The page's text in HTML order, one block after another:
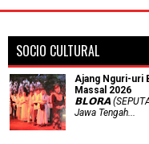
SOCIO CULTURAL
Ajang Nguri-uri
Massal 2026
𝗕𝗟𝗢𝗥𝗔
Jawa Tengah...